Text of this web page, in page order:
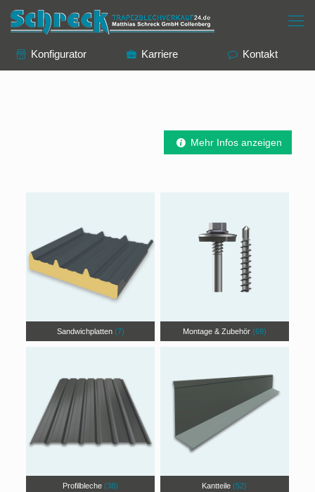
Konfigurator Karriere Kontakt
Mehr Infos anzeigen
Sandwichplatten (7) Montage & Zubehör (69)
Profilbleche (38) Kantteile(52)